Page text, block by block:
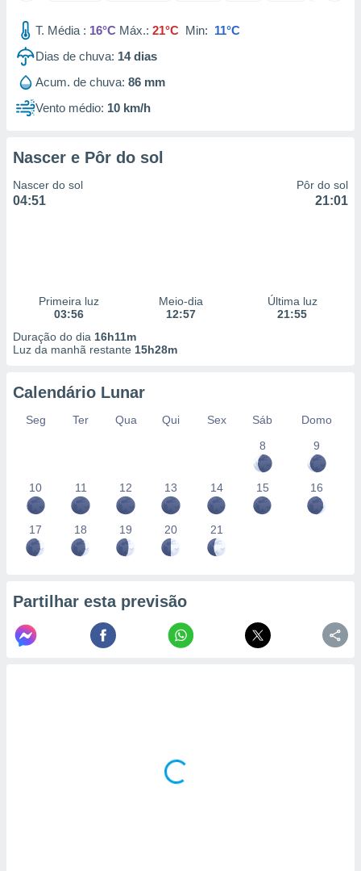
utilizar
criar
medir
da
medir o
fontes,
e melhorar
dados
estudos
T. Média : 16°C Máx.: 21°C Min: 11°C
Dias de chuva: 14dias
Acum. de chuva: 86 mm
Vento médio: 10 km/h
Nascer e Pôr do sol
Nascer do sol
04:51
Pôr do sol
21:01
Primeira luz
03:56
Meio-dia
12:57
Última luz
21:55
Duração do dia 16h11m
Luz da manhã restante 15h28m
Calendário Lunar
Seg Ter Qua Qui Sex Sáb
Domo
8
9
10 11 12 13 14 15 16
17 18 19 20 21
Partilhar esta previsão